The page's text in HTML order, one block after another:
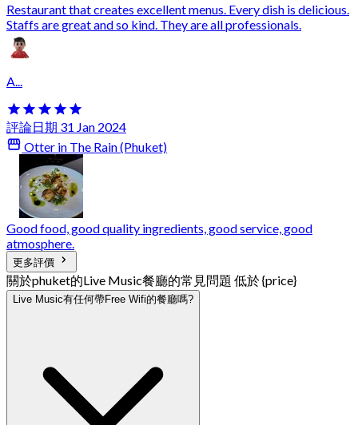
Restaurant that creates excellent menus. Every dish is delicious.
Staffs are great and so kind. They are all professionals.
A...
評論日期 31 Jan 2024
Otter in The Rain (Phuket)
Good food, good quality ingredients, good service, good
atmosphere.
更多評價
關於phuket的Live Music餐廳的常見問題 低於 {price}
Live Music有任何帶Free Wifi的餐廳嗎?